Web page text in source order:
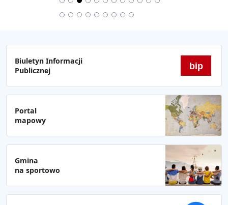
Biuletyn Informacji
Publicznej
bip
Portal
mapowy
Gmina
na sportowo